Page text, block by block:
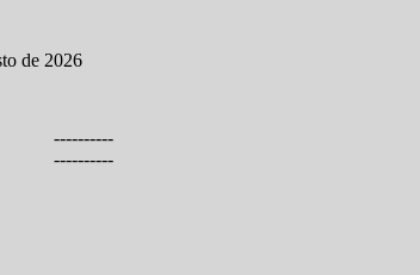
de 2026
----------
----------